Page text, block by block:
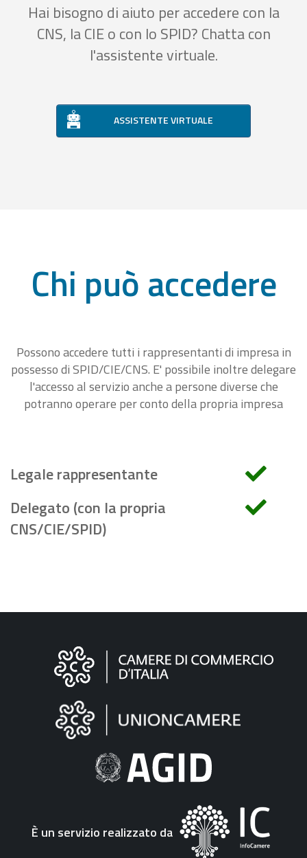
Hai bisogno di aiuto per accedere con la
CNS, la CIE o con lo SPID? Chatta con
l'assistente virtuale.
ASSISTENTE VIRTUALE
Chi può accedere
Possono accedere tutti i rappresentanti di impresa in
possesso di SPID/CIE/CNS. E' possibile inoltre delegare
l'accesso al servizio anche a persone diverse che
potranno operare per conto della propria impresa
Legale rappresentante
Delegato (con la propria
CNS/CIE/SPID)
Informazioni
"Fattura
Elettronica"
È un servizio realizzato da